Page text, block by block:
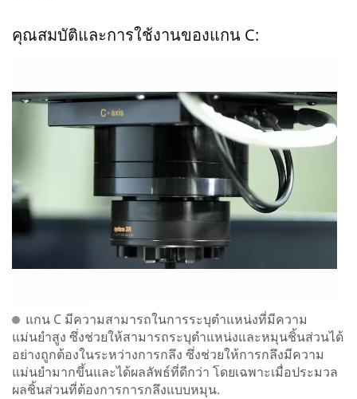
คุณสมบัติและการใช้งานของแกน C:
แกน C มีความสามารถในการระบุตำแหน่งที่มีความ
แม่นยำสูง ซึ่งช่วยให้สามารถระบุตำแหน่งและหมุนชิ้นส่วนได้
อย่างถูกต้องในระหว่างการกลึง ซึ่งช่วยให้การกลึงมีความ
แม่นยำมากขึ้นและได้ผลลัพธ์ที่ดีกว่า โดยเฉพาะเมื่อประมวล
ผลชิ้นส่วนที่ต้องการการกลึงแบบหมุน.